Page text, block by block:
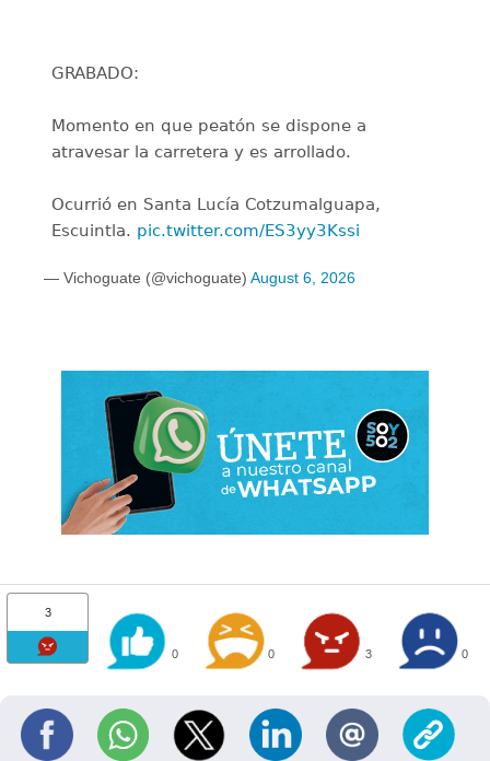
GRABADO:
Momento en que peatón se dispone a
atravesar la carretera y es arrollado.
Ocurrió en Santa Lucía Cotzumalguapa,
Escuintla. pic.twitter.com/ES3yy3Kssi
— Vichoguate (@vichoguate) August 6, 2026
3
0 0 3 0